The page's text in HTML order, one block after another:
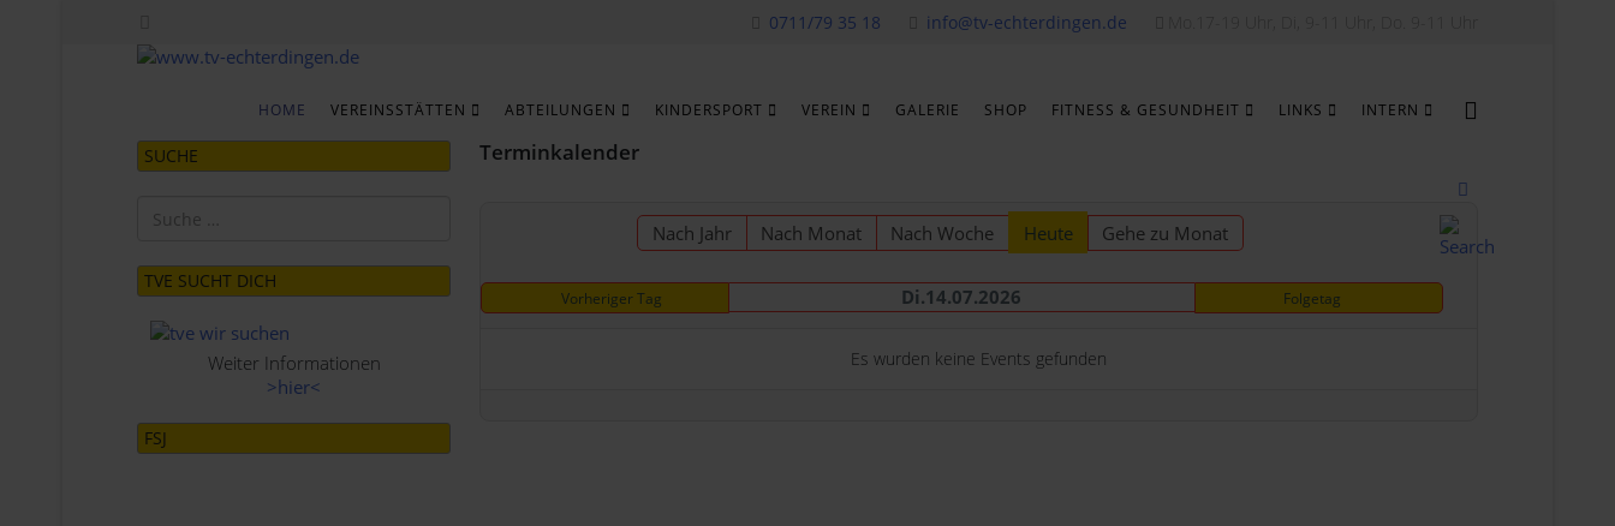
0711/79 35 18 info@tv-echterdingen.de
HOME VEREINSSTÄTTEN ABTEILUNGEN KINDERSPORT VEREIN GALERIE SHOP FITNESS & GESUNDHEIT LINKS INTERN
SUCHE
TVE SUCHT DICH
Weiter Informationen
>hier<
FSJ
Terminkalender
Nach Jahr Nach Monat Nach Woche Heute Gehe zu Monat
Vorheriger Tag Di.14.07.2026 Folgetag
Es wurden keine Events gefunden